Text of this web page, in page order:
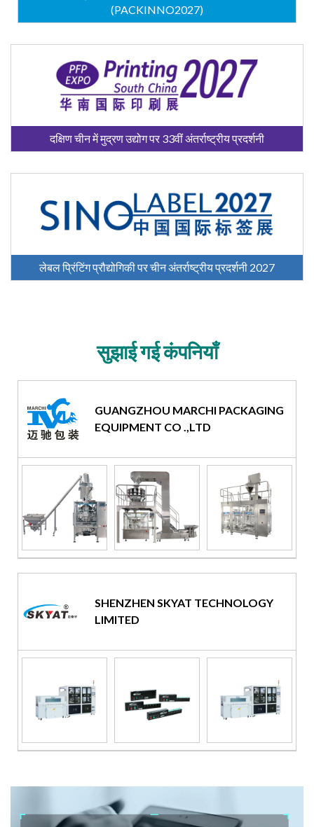
(PACKINNO2027)
दक्षिण चीन में मुद्रण उद्योग पर 33वीं अंतर्राष्ट्रीय प्रदर्शनी
लेबल प्रिंटिंग प्रौद्योगिकी पर चीन अंतर्राष्ट्रीय प्रदर्शनी 2027
सुझाई गई कंपनियाँ
GUANGZHOU MARCHI PACKAGING
EQUIPMENT CO .,LTD
SHENZHEN SKYAT TECHNOLOGY
LIMITED